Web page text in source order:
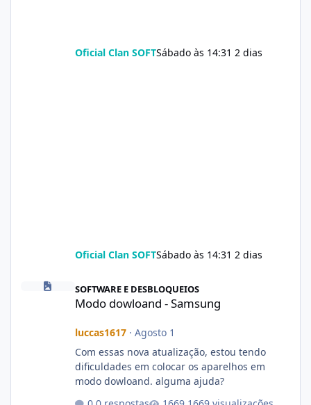
Oficial Clan SOFTSábado às 14:31 2 dias
Oficial Clan SOFTSábado às 14:31 2 dias
Modo dowloand - Samsung
SOFTWARE E DESBLOQUEIOS
Modo dowloand - Samsung
luccas1617· Agosto 1
Com essas nova atualização, estou tendo
dificuldades em colocar os aparelhos em
modo dowloand. alguma ajuda?